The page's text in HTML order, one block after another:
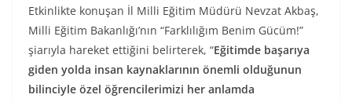
Etkinlikte konuşan İl Milli Eğitim Müdürü Nevzat Akbaş,
Milli Eğitim Bakanlığı’nın “Farklılığım Benim Gücüm!”
şiarıyla hareket ettiğini belirterek, “Eğitimde başarıya
giden yolda insan kaynaklarının önemli olduğunun
bilinciyle özel öğrencilerimizi her anlamda